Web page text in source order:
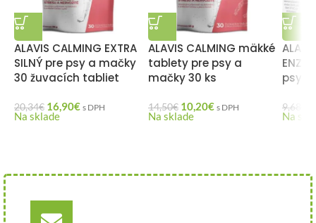
ALAVIS CALMING EXTRA
SILNÝ pre psy a mačky
30 žuvacích tabliet
20,34€ 16,90€ s DPH
Na sklade
ALAVIS CALMING mäkké
tablety pre psy a
mačky 30 ks
14,50€ 10,20€ s DPH
Na sklade
psy a
9,68
Na